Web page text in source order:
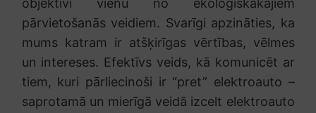
objektīvi vienu no ekoloģiskākajiem
pārvietošanās veidiem. Svarīgi apzināties, ka
mums katram ir atšķirīgas vērtības, vēlmes
un intereses. Efektīvs veids, kā komunicēt ar
tiem, kuri pārliecinoši ir “pret” elektroauto –
saprotamā un mierīgā veidā izcelt elektroauto